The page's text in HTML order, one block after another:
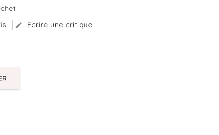
 Ecrire une critique